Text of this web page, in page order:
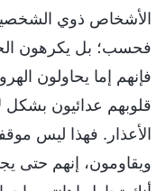
الأشخاص ذوي
فحسب؛ بل يكرهون
فإنهم إما يحاولون
قلوبهم عدائيون
الأعذار. فهذا ليس
ويقاومون، إنهم حتى